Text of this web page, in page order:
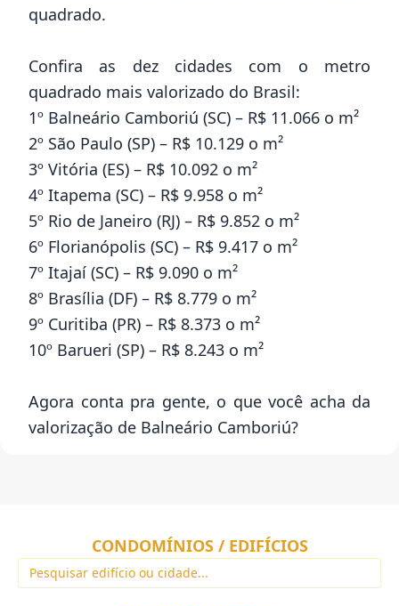
quadrado.
Confira as dez cidades com o metro
quadrado mais valorizado do Brasil:
1º Balneário Camboriú (SC) – R$ 11.066 o m²
2º São Paulo (SP) – R$ 10.129 o m²
3º Vitória (ES) – R$ 10.092 o m²
4º Itapema (SC) – R$ 9.958 o m²
5º Rio de Janeiro (RJ) – R$ 9.852 o m²
6º Florianópolis (SC) – R$ 9.417 o m²
7º Itajaí (SC) – R$ 9.090 o m²
8º Brasília (DF) – R$ 8.779 o m²
9º Curitiba (PR) – R$ 8.373 o m²
10º Barueri (SP) – R$ 8.243 o m²
Agora conta pra gente, o que você acha da
valorização de Balneário Camboriú?
CONDOMÍNIOS / EDIFÍCIOS